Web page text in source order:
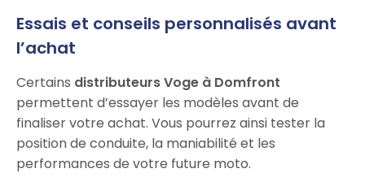
Essais et conseils personnalisés avant
l’achat
Certains distributeurs Voge à Domfront
permettent d’essayer les modèles avant de
finaliser votre achat. Vous pourrez ainsi tester la
position de conduite, la maniabilité et les
performances de votre future moto.